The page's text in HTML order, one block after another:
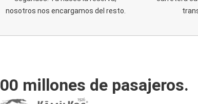
nosotros nos encargamos del resto.
millones de pasajeros.